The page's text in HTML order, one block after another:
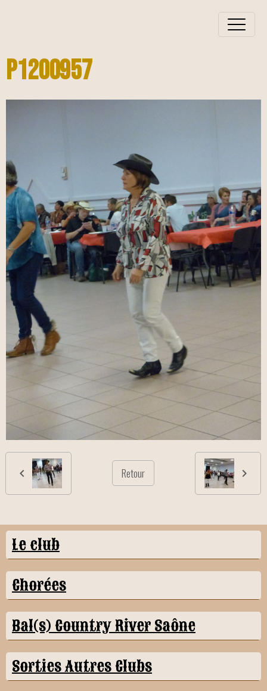
P1200957
Retour
Le club
Chorées
Bal(s) Country River Saône
Sorties Autres Clubs